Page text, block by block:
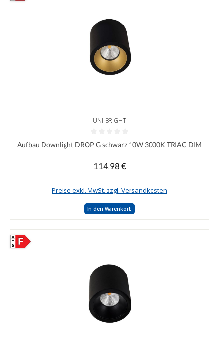
UNI-BRIGHT
Durchschnittliche Bewertung von 0 von 5 Sternen
Aufbau Downlight DROP G schwarz 10W 3000K TRIAC DIM
Regulärer Preis:
114,98 €
Preise exkl. MwSt. zzgl. Versandkosten
In den Warenkorb
F